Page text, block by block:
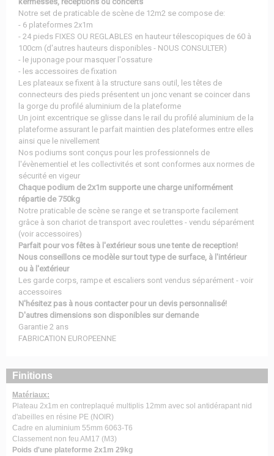
Notre set de praticable de scène de 12m2 se compose de:
- 6 plateformes 2x1m
- 24 pieds FIXES OU REGLABLES en hauteur télescopiques de 60 à
100cm (d'autres hauteurs disponibles - NOUS CONSULTER)
- le juponage pour masquer l'ossature
- les accessoires de fixation
Les plateaux se fixent à la structure sans outil, les têtes de
connecteurs des pieds présentent un jonc venant se coincer dans
la gorge du profilé aluminium de la plateforme
Un joint excentrique se glisse dans le rail du profilé aluminium de la
plateforme assurant le parfait maintien des plateformes entre elles
ainsi que le nivellement
Nos podiums sont conçus pour les professionnels de
l'évènementiel et les collectivités et sont conformes aux normes de
sécurité en vigeur
Chaque podium de 2x1m supporte une charge uniformément
répartie de 750kg
Notre praticable de scène se range et se transporte facilement
grâce à son chariot de transport avec roulettes - vendu séparément
(voir accessoires)
Parfait pour vos fêtes à l'extérieur sous une tente de reception!
Nous conseillons ce modèle sur tout type de surface, à l'intérieur
ou à l'extérieur
Les garde corps, rampe et escaliers sont vendus séparément - voir
accessoires
N'hésitez pas à nous contacter pour un devis personnalisé!
D'autres dimensions son disponibles sur demande
Garantie 2 ans
FABRICATION EUROPEENNE
Finitions
Matériaux:
Plateau 2x1m en contreplaqué multiplis 12mm avec sol antidérapant nid
d'abeilles en résine PE (NOIR)
Cadre en aluminium 55mm 6063-T6
Classement non feu AM17 (M3)
Poids d'une plateforme 2x1m 29kg